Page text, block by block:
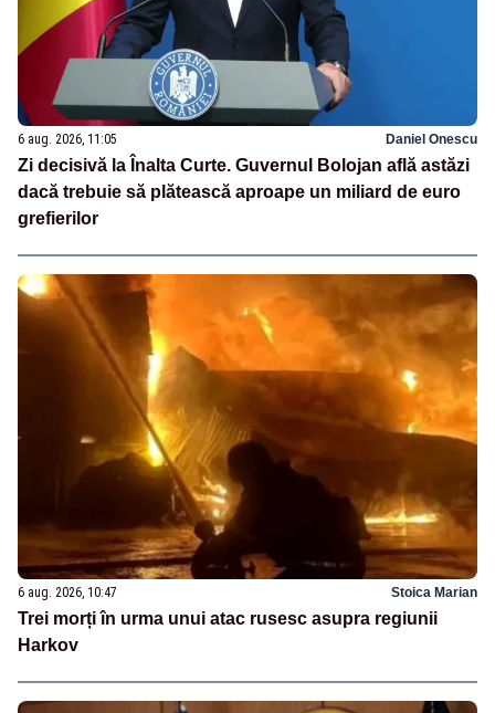
6 aug. 2026, 11:05 Daniel Onescu
Zi decisivă la Înalta Curte. Guvernul Bolojan află astăzi
dacă trebuie să plătească aproape un miliard de euro
grefierilor
6 aug. 2026, 10:47 Stoica Marian
Trei morți în urma unui atac rusesc asupra regiunii
Harkov